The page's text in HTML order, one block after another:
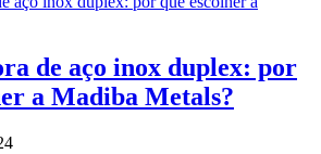
de aço inox duplex: por
a Madiba Metals?